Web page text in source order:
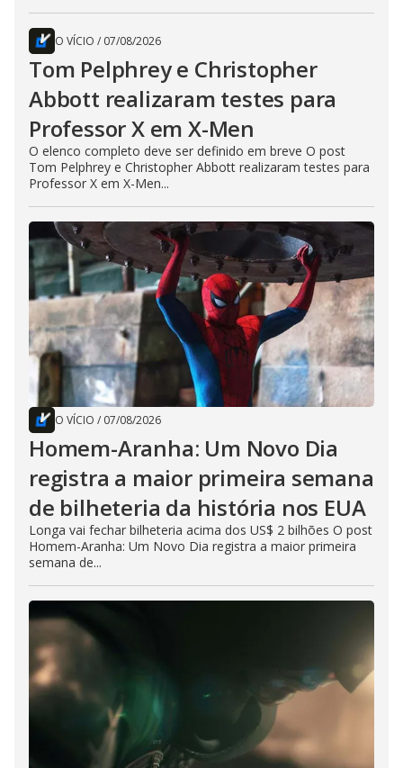
O VÍCIO / 07/08/2026
Tom Pelphrey e Christopher
Abbott realizaram testes para
Professor X em X-Men
O elenco completo deve ser definido em breve O post
Tom Pelphrey e Christopher Abbott realizaram testes para
Professor X em X-Men...
O VÍCIO / 07/08/2026
Homem-Aranha: Um Novo Dia
registra a maior primeira semana
de bilheteria da história nos EUA
Longa vai fechar bilheteria acima dos US$ 2 bilhões O post
Homem-Aranha: Um Novo Dia registra a maior primeira
semana de...